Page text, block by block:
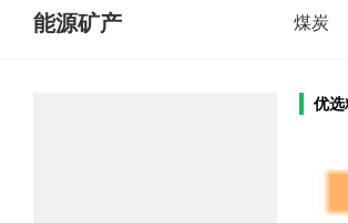
能源矿产 煤炭
优选